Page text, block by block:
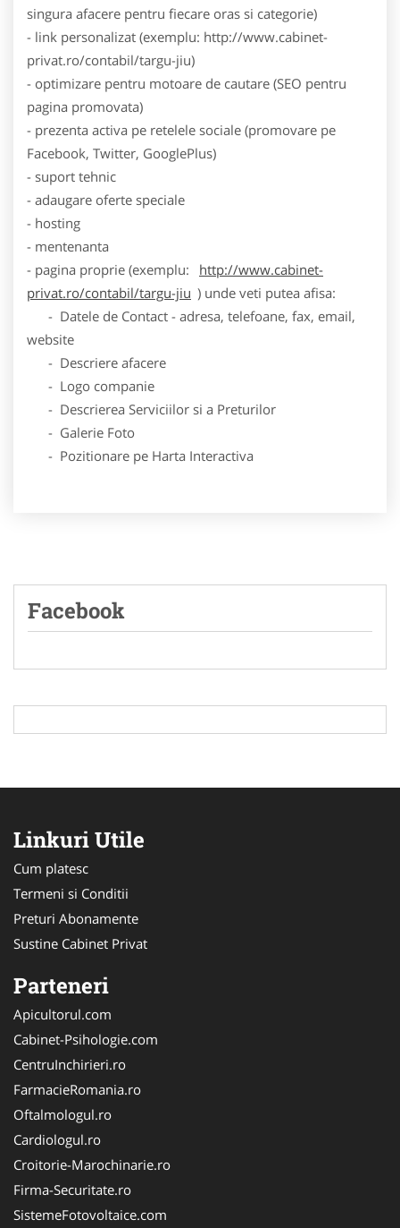
singura afacere pentru fiecare oras si categorie)
- link personalizat (exemplu: http://www.cabinet-
privat.ro/contabil/targu-jiu)
- optimizare pentru motoare de cautare (SEO pentru
pagina promovata)
- prezenta activa pe retelele sociale (promovare pe
Facebook, Twitter, GooglePlus)
- suport tehnic
- adaugare oferte speciale
- hosting
- mentenanta
- pagina proprie (exemplu:
http://www.cabinet-
privat.ro/contabil/targu-jiu ) unde veti putea afisa:
- Datele de Contact - adresa, telefoane, fax, email,
website
- Descriere afacere
- Logo companie
- Descrierea Serviciilor si a Preturilor
- Galerie Foto
- Pozitionare pe Harta Interactiva
Facebook
Linkuri Utile
Cum platesc
Termeni si Conditii
Preturi Abonamente
Sustine Cabinet Privat
Parteneri
Apicultorul.com
Cabinet-Psihologie.com
CentruInchirieri.ro
FarmacieRomania.ro
Oftalmologul.ro
Cardiologul.ro
Croitorie-Marochinarie.ro
Firma-Securitate.ro
SistemeFotovoltaice.com